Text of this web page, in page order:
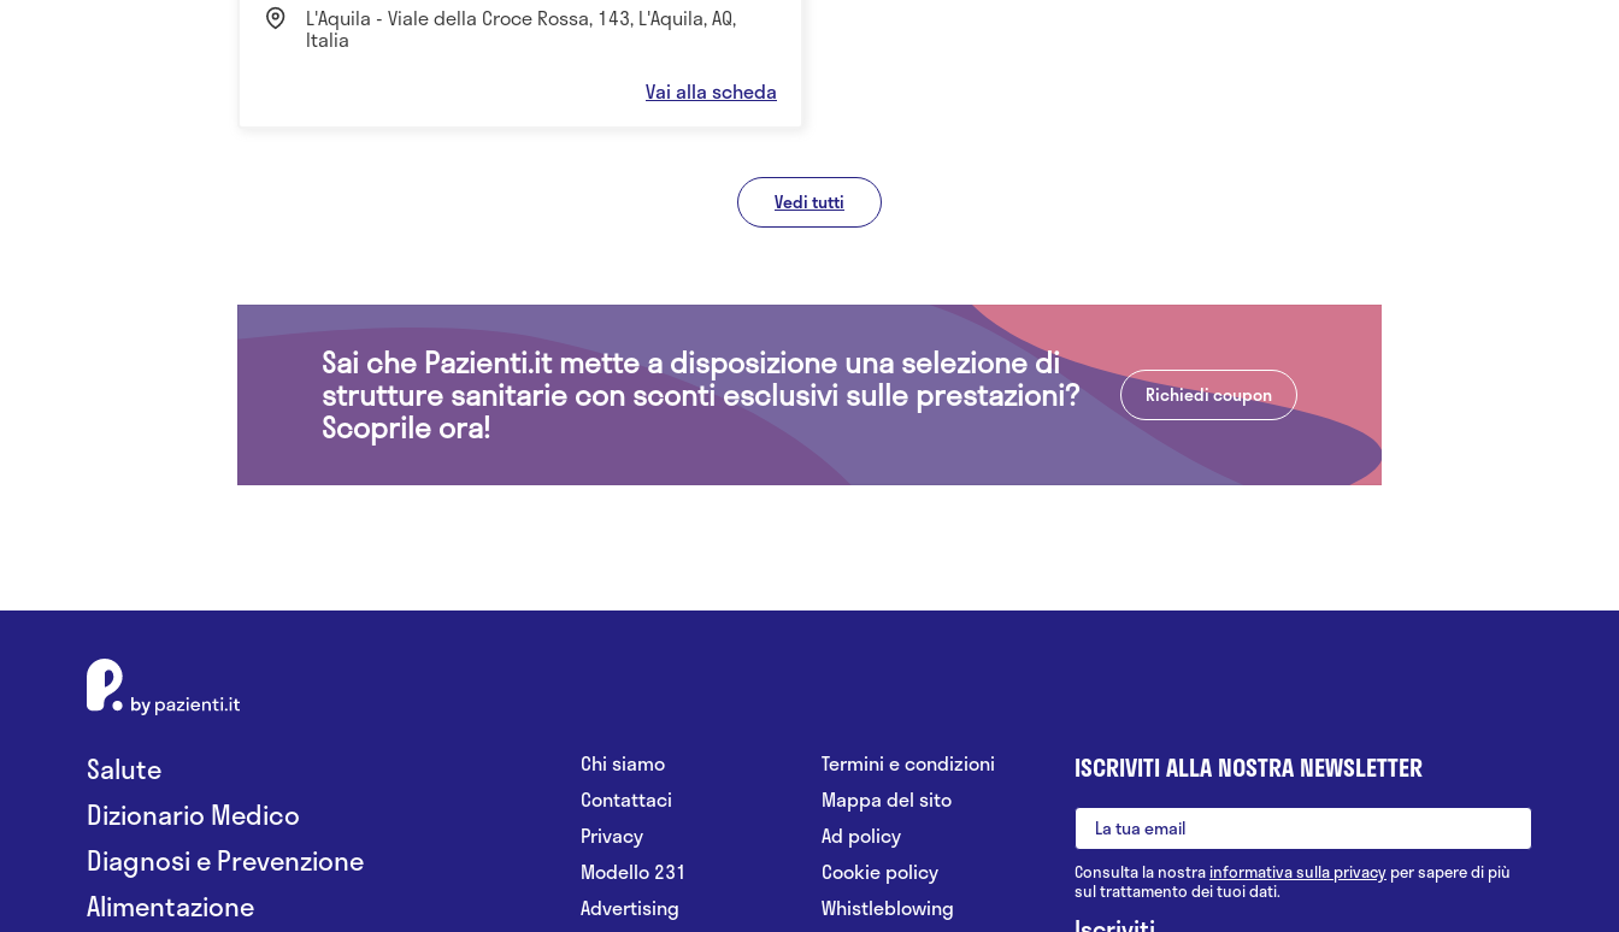
L'Aquila - Viale della Croce Rossa, 143, L'Aquila, AQ,
Italia
Vai alla scheda
Vedi tutti
Sai che Pazienti.it mette a disposizione una selezione di
strutture sanitarie con sconti esclusivi sulle prestazioni?
Scoprile ora!
Richiedi coupon
Salute
Dizionario Medico
Diagnosi e Prevenzione
Alimentazione
Chi siamo
Contattaci
Privacy
Modello 231
Advertising
Termini e condizioni
Mappa del sito
Ad policy
Cookie policy
Whistleblowing
ISCRIVITI ALLA NOSTRA NEWSLETTER
Consulta la nostrainformativa sulla privacy per sapere di più
sul trattamento dei tuoi dati.